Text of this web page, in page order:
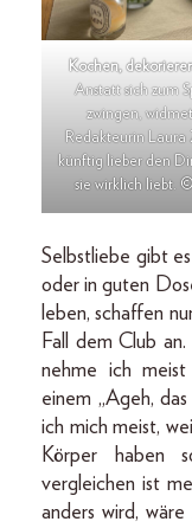
Kochen,
Anstatt sich zum
zwingen,
Redakteurin Laura
künftig lieber den
sie wirklich liebt.
Selbstliebe gibt
oder in guten
leben, schaffen
Fall dem Club
nehme ich
einem „Ageh,
ich mich meist,
Körper haben
vergleichen ist
anders wird, wäre